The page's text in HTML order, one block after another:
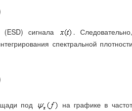
(ESD) сигнала
.
спектральной
под
на графике в